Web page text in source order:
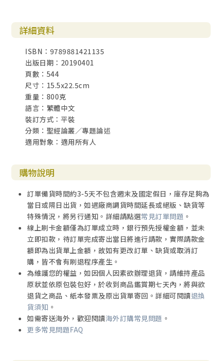
—— The Chinese Civil War as Reported by the Christia
n Century/ Peter Chen-main Wang
18. The Importance of the Encyclical Pacem in Terris f
or the Cold War and the responses from Communist C
ountries?/ Sui Ki Anthony Lam
閉幕式
閉幕演講——和平的願景／郭鴻標
閉幕辭／陳韋安
附錄
詳細資料
ISBN：9789881421135
出版日期：20190401
頁數：544
尺寸：15.5x22.5cm
重量：800克
語言：繁體中文
裝訂方式：平裝
分類：聖經論叢／專題論述
適用對象：適用所有人
購物說明
訂單備貨時間約3-5天不包含週末及國定假日，庫存足夠為
當日或隔日出貨，如遇廠商調貨時間延長或絕版、缺貨等
特殊情況，將另行通知。詳細請點選常見訂單問題 。
線上刷卡金額僅為訂單成立時，銀行預先授權金額，並未
立即扣款，待訂單完成寄出當日將進行請款，實際請款金
額即為出貨單上金額，故如有更改訂單、缺貨或取消訂
購，皆不會有刷退程序產生。
為維護您的權益，如因個人因素欲辦理退貨，請維持產品
原狀並依原包裝包好，於收到商品鑑賞期七天內，將與欲
退貨之商品、紙本發票及原出貨單寄回。詳細可閱讀退換
貨須知 。
如需寄送海外，歡迎閱讀海外訂購常見問題 。
更多常見問題FAQ